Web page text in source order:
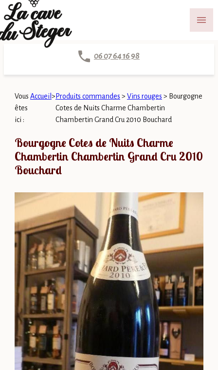
menu
06 07 64 16 98
Vous
êtes
ici :
Accueil > Produits commandes > Vins rouges > Bourgogne
Cotes de Nuits Charme Chambertin
Chambertin Grand Cru 2010 Bouchard
Bourgogne Cotes de Nuits Charme
Chambertin Chambertin Grand Cru 2010
Bouchard
Panneau de gestion des cookies